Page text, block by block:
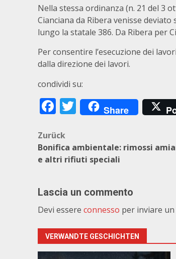
Nella stessa ordinanza (n. 21 del 3
Cianciana da Ribera venisse
lungo la statale 386. Da Ribera per
Per consentire l’esecuzione dei
dalla direzione dei lavori.
condividi su:
Facebook
Twitter
Share
Beitragsnavigation
Zurück
Bonifica ambientale: rimossi
e altri rifiuti speciali
Lascia un commento
Devi essere connesso per inviare
VERWANDTE GESCHICHTEN